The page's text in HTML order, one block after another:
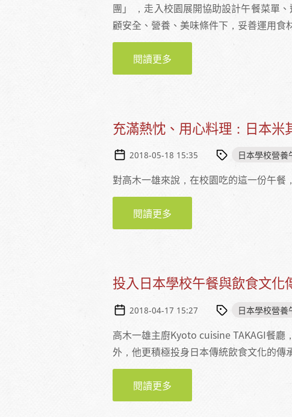
團」 ，走入校園展開協助設計午餐菜單
顧安全、營養、美味條件下，妥善運用食
閱讀更多
充滿熱忱、用心料理：日本
2018-05-18 15:35 日本學校營養
對高木一雄來說，在校園吃的這一份午餐
閱讀更多
投入日本學校午餐與飲食文
2018-04-17 15:27 日本學校營養
高木一雄主廚Kyoto cuisine TAKAGI餐廳
外，他更積極投身日本傳統飲食文化的傳
閱讀更多